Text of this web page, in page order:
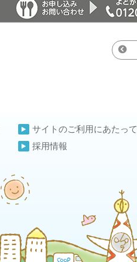
サイトのご利用にあたって
採用情報